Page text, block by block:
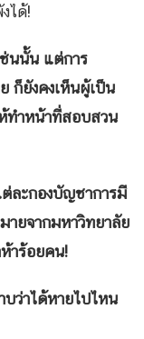
ได้!
ช่นนั้น แต่การ
ก็ยังคงเห็นผู้เป็น
ทำหน้าที่สอบสวน
ละกองบัญชาการมี
ายจากมหาวิทยาลัย
าร้อยคน!
บว่าได้หายไปไหน